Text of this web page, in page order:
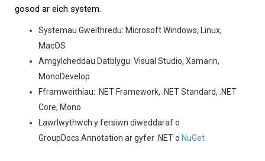
gosod ar eich system.
Systemau Gweithredu: Microsoft Windows, Linux,
MacOS
Amgylcheddau Datblygu: Visual Studio, Xamarin,
MonoDevelop
Fframweithiau: .NET Framework, .NET Standard, .NET
Core, Mono
Lawrlwythwch y fersiwn diweddaraf o
GroupDocs.Annotation ar gyfer .NET o NuGet